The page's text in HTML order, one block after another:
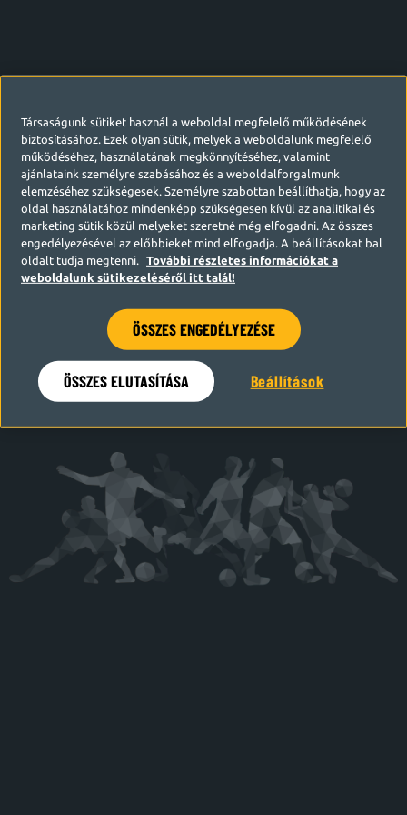
Hamarosan visszatérünk
Társaságunk sütiket használ a weboldal megfelelő működésének
biztosításához. Ezek olyan sütik, melyek a weboldalunk megfelelő
működéséhez, használatának megkönnyítéséhez, valamint
ajánlataink személyre szabásához és a weboldalforgalmunk
elemzéséhez szükségesek. Személyre szabottan beállíthatja, hogy az
oldal használatához mindenképp szükségesen kívül az analitikai és
marketing sütik közül melyeket szeretné még elfogadni. Az összes
engedélyezésével az előbbieket mind elfogadja. A beállításokat bal
oldalt tudja megtenni.
További részletes információkat a
weboldalunk sütikezeléséről itt talál!
ÖSSZES ENGEDÉLYEZÉSE
ÖSSZES ELUTASÍTÁSA Beállítások